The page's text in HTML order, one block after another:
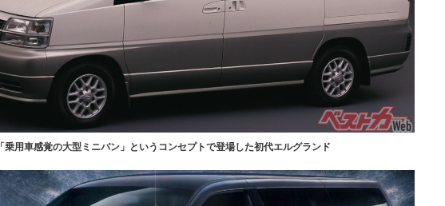
「乗用車感覚の大型ミニバン」というコンセプトで登場した初代エルグランド